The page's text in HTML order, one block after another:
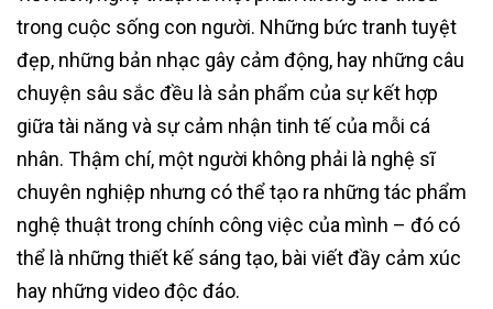
trong cuộc sống con người. Những bức tranh tuyệt
đẹp, những bản nhạc gây cảm động, hay những câu
chuyện sâu sắc đều là sản phẩm của sự kết hợp
giữa tài năng và sự cảm nhận tinh tế của mỗi cá
nhân. Thậm chí, một người không phải là nghệ sĩ
chuyên nghiệp nhưng có thể tạo ra những tác phẩm
nghệ thuật trong chính công việc của mình – đó có
thể là những thiết kế sáng tạo, bài viết đầy cảm xúc
hay những video độc đáo.